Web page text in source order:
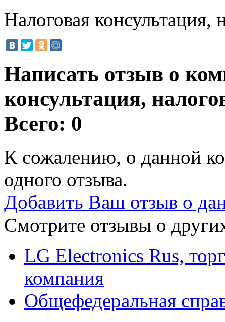
Налоговая
Написать отзыв о
консультация,
Всего: 0
К сожалению, о данной
одного отзыва.
Добавить Ваш отзыв о
Смотрите отзывы о
LG Electronics Rus,
компания
Общефедеральная